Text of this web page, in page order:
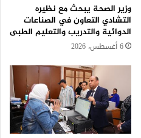
وزير الصحة يبحث مع نظيره
التشادي التعاون في الصناعات
الدوائية والتدريب والتعليم الطبى
6 أغسطس، 2026